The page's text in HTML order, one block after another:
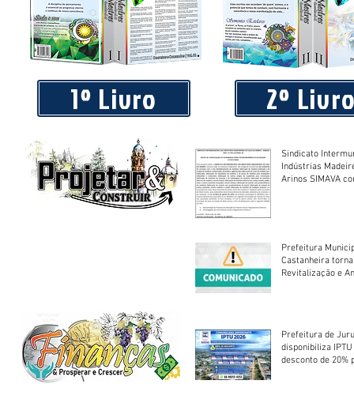
Piá Lava Jato, de Juara, torna público que requereu
Instalação e Operação
1º Livro 2º
Sindicato
Indústrias
Arinos SIMAVA convoca à
Prefeitura
Castanheira
Revitalização e
Prefeitura de
disponibiliza
desconto de 20%